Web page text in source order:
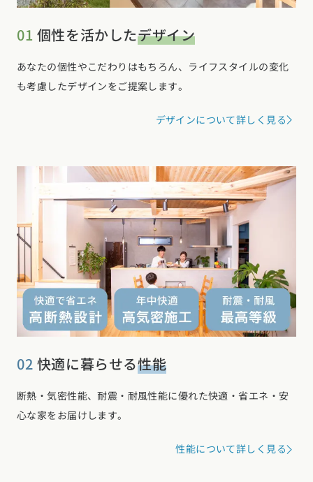
01 個性を活かしたデザイン
あなたの個性やこだわりはもちろん、ライフスタイルの変化
も考慮したデザインをご提案します。
デザインについて詳しく見る
02 快適に暮らせる性能
断熱・気密性能、耐震・耐風性能に優れた快適・省エネ・安
心な家をお届けします。
性能について詳しく見る
選択中のエリア：全国
現在地から探す
宮城県 (0)秋田県 (5)
関東エリア
東京都 (14) 神奈川県 (7)埼玉県 (19)千葉県 (15)茨城県 (7)
栃木県 (2)
群馬県 (7)
甲信越・北陸エリア
新潟県 (12) 富山県 (6)石川県 (0)福井県 (0)山梨県 (8)
長野県 (10)
東海エリア
愛知県 (28)岐阜県 (23) 静岡県 (25)三重県 (5)
関西エリア
大阪府 (19) 兵庫県 (36)京都府 (6)
中国エリア